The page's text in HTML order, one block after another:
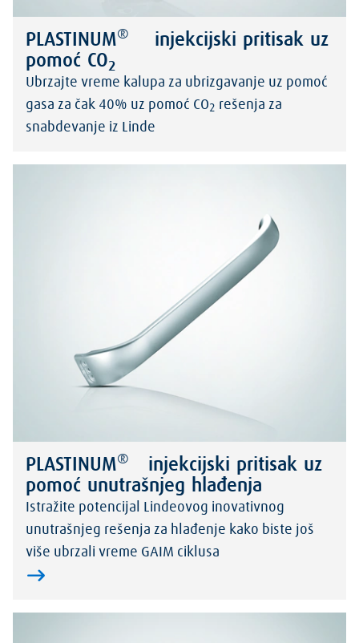
PLASTINUM®
injekcijski pritisak uz
pomoć CO2
Ubrzajte vreme kalupa za ubrizgavanje uz pomoć
gasa za čak 40% uz pomoć CO2 rešenja za
snabdevanje iz Linde
PLASTINUM®
injekcijski pritisak uz
pomoć unutrašnjeg hlađenja
Istražite potencijal Lindeovog inovativnog
unutrašnjeg rešenja za hlađenje kako biste još
više ubrzali vreme GAIM ciklusa